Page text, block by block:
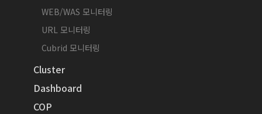
WEB/WAS 모니터링
URL 모니터링
Cubrid 모니터링
Cluster
Dashboard
COP